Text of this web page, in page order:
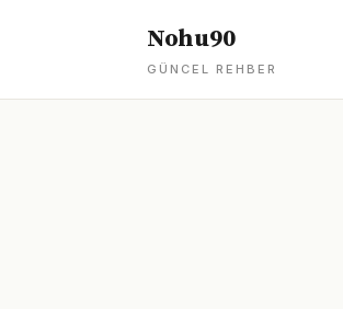
Nohu90
GÜNCEL REHBER